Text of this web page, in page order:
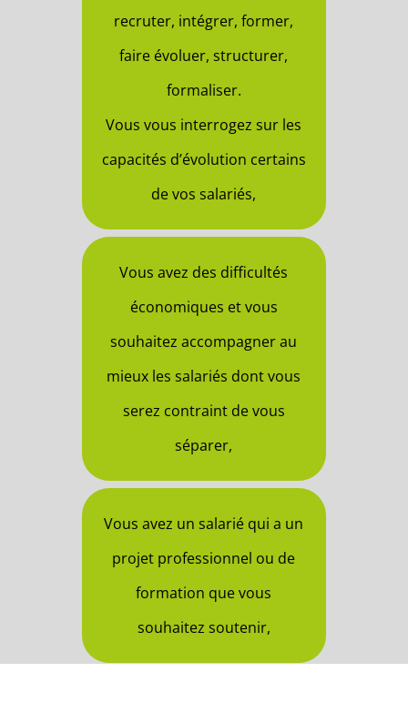
recruter, intégrer, former,
faire évoluer, structurer,
formaliser.
Vous vous interrogez sur les
capacités d’évolution certains
de vos salariés,
Vous avez des difficultés
économiques et vous
souhaitez accompagner au
mieux les salariés dont vous
serez contraint de vous
séparer,
Vous avez un salarié qui a un
projet professionnel ou de
formation que vous
souhaitez soutenir,